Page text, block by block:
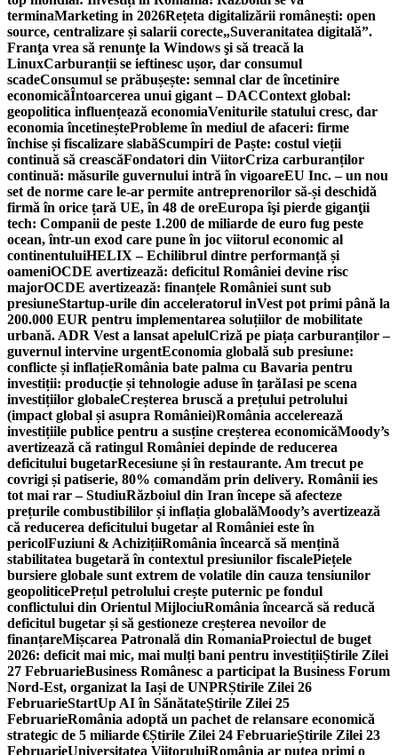
terminaMarketing in 2026Rețeta digitalizării românești: open
source, centralizare și salarii corecte„Suveranitatea digitală”.
Franţa vrea să renunţe la Windows şi să treacă la
LinuxCarburanții se ieftinesc ușor, dar consumul
scadeConsumul se prăbușește: semnal clar de încetinire
economicăÎntoarcerea unui gigant – DACContext global:
geopolitica influențează economiaVeniturile statului cresc, dar
economia încetineșteProbleme în mediul de afaceri: firme
închise și fiscalizare slabăScumpiri de Paște: costul vieții
continuă să creascăFondatori din ViitorCriza carburanților
continuă: măsurile guvernului intră în vigoareEU Inc. – un nou
set de norme care le-ar permite antreprenorilor să-și deschidă
firmă în orice țară UE, în 48 de oreEuropa îşi pierde giganţii
tech: Companii de peste 1.200 de miliarde de euro fug peste
ocean, într-un exod care pune în joc viitorul economic al
continentuluiHELIX – Echilibrul dintre performanță și
oameniOCDE avertizează: deficitul României devine risc
majorOCDE avertizează: finanțele României sunt sub
presiuneStartup-urile din acceleratorul inVest pot primi până la
200.000 EUR pentru implementarea soluțiilor de mobilitate
urbană. ADR Vest a lansat apelulCriză pe piața carburanților –
guvernul intervine urgentEconomia globală sub presiune:
conflicte și inflațieRomânia bate palma cu Bavaria pentru
investiții: producție și tehnologie aduse în țarăIasi pe scena
investițiilor globaleCreșterea bruscă a prețului petrolului
(impact global și asupra României)România accelerează
investițiile publice pentru a susține creșterea economicăMoody’s
avertizează că ratingul României depinde de reducerea
deficitului bugetarRecesiune și în restaurante. Am trecut pe
covrigi și patiserie, 80% comandăm prin delivery. Românii ies
tot mai rar – StudiuRăzboiul din Iran începe să afecteze
prețurile combustibililor și inflația globalăMoody’s avertizează
că reducerea deficitului bugetar al României este în
pericolFuziuni & AchizițiiRomânia încearcă să mențină
stabilitatea bugetară în contextul presiunilor fiscalePiețele
bursiere globale sunt extrem de volatile din cauza tensiunilor
geopoliticePrețul petrolului crește puternic pe fondul
conflictului din Orientul MijlociuRomânia încearcă să reducă
deficitul bugetar și să gestioneze creșterea nevoilor de
finanțareMișcarea Patronală din RomaniaProiectul de buget
2026: deficit mai mic, mai mulți bani pentru investițiiȘtirile Zilei
27 FebruarieBusiness Românesc a participat la Business Forum
Nord-Est, organizat la Iași de UNPRȘtirile Zilei 26
FebruarieStartUp AI în SănătateȘtirile Zilei 25
FebruarieRomânia adoptă un pachet de relansare economică
strategic de 5 miliarde €Știrile Zilei 24 FebruarieȘtirile Zilei 23
FebruarieUniversitatea ViitoruluiRomânia ar putea primi o